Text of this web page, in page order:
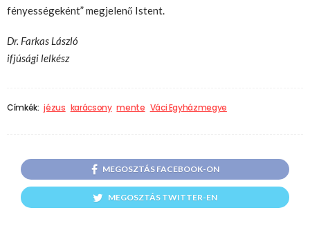
fényességeként” megjelenő Istent.
Dr. Farkas László
ifjúsági lelkész
Címkék: jézus karácsony mente Váci Egyházmegye
MEGOSZTÁS FACEBOOK-ON
MEGOSZTÁS TWITTER-EN